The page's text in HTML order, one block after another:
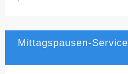
Mittagspausen-Service